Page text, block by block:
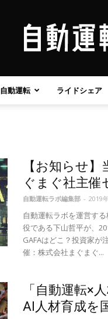
自動運転 ライドシェア
【お知らせ
ぐまぐ社主催
自動運転ラボ編集部 - 2019
自動運転ラボを運営す
役である下山哲平が、
GAFAはどこ？投資家
催：株式会社まぐまぐ...
「自動運転×
AI人材育成を